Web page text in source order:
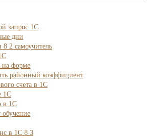
запрос 1С
дни
2 самоучитель
на форме
районный коэффициент
счета в 1С
1С
в 1С
обучение
в 1С 8 3